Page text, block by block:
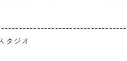
タジオ